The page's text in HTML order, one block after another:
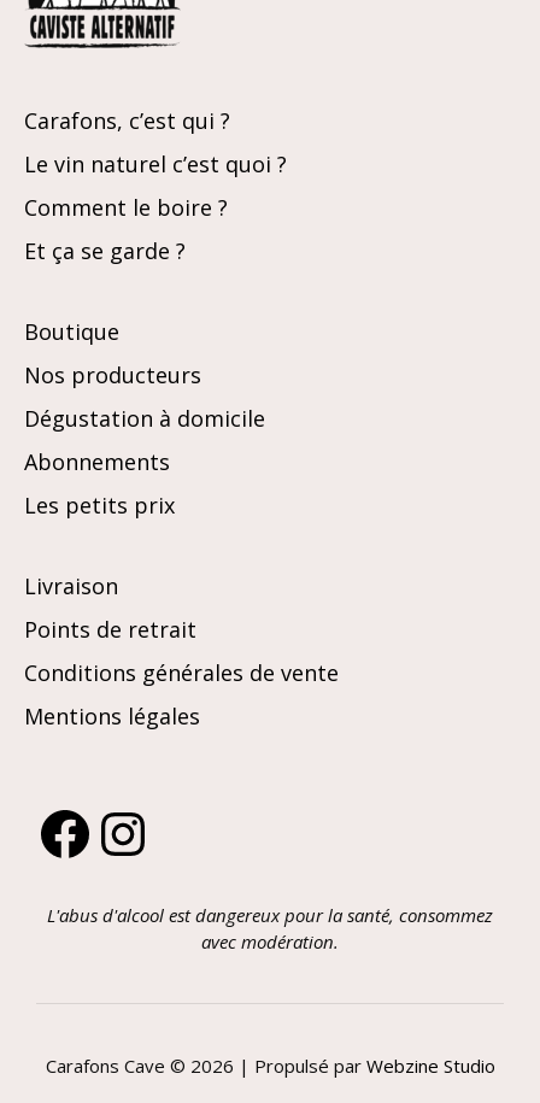
Carafons, c’est qui ?
Le vin naturel c’est quoi ?
Comment le boire ?
Et ça se garde ?
Boutique
Nos producteurs
Dégustation à domicile
Abonnements
Les petits prix
Livraison
Points de retrait
Conditions générales de vente
Mentions légales
FacebookInstagram
L'abus d'alcool est dangereux pour la santé, consommez
avec modération.
Carafons Cave © 2026 | Propulsé par Webzine Studio